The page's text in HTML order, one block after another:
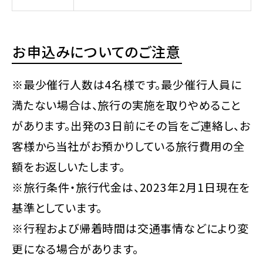
お申込みについてのご注意
※最少催行人数は4名様です。最少催行人員に
満たない場合は、旅行の実施を取りやめること
があります。出発の3日前にその旨をご連絡し、お
客様から当社がお預かりしている旅行費用の全
額をお返しいたします。
※旅行条件・旅行代金は、2023年2月1日現在を
基準としています。
※行程および帰着時間は交通事情などにより変
更になる場合があります。